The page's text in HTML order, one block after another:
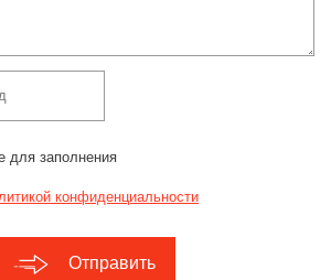
для заполнения
конфиденциальности
Отправить